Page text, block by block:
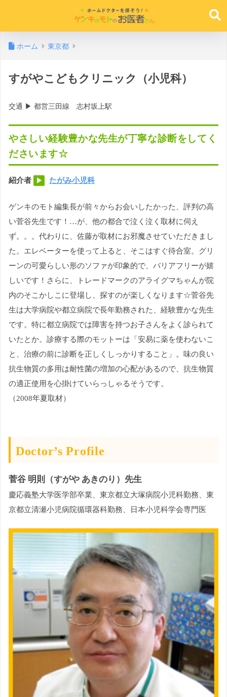
ホーム 東京都
すがやこどもクリニック（小児科）
交通 ▶︎ 都営三田線 志村坂上駅
やさしい経験豊かな先生が丁寧な診断をしてく
ださいます☆
紹介者 ▶︎ たがみ小児科
ゲンキのモト編集長が前々からお会いしたかった、評判の高
い菅谷先生です！…が、他の都合で泣く泣く取材に伺え
ず。。。代わりに、佐藤が取材にお邪魔させていただきまし
た。エレベーターを使って上ると、そこはすぐ待合室。グリ
ーンの可愛らしい形のソファが印象的で、バリアフリーが嬉
しいです！さらに、トレードマークのアライグマちゃんが院
内のそこかしこに登場し、探すのが楽しくなります☆菅谷先
生は大学病院や都立病院で長年勤務された、経験豊かな先生
です。特に都立病院では障害を持つお子さんをよく診られて
いたとか。診療する際のモットーは「安易に薬を使わないこ
と、治療の前に診断を正しくしっかりすること」。味の良い
抗生物質の多用は耐性菌の増加の心配があるので、抗生物質
の適正使用を心掛けていらっしゃるそうです。
（2008年夏取材）
Doctor’s Profile
菅谷 明則（すがや あきのり）先生
慶応義塾大学医学部卒業、東京都立大塚病院小児科勤務、東
京都立清瀬小児病院循環器科勤務、日本小児科学会専門医